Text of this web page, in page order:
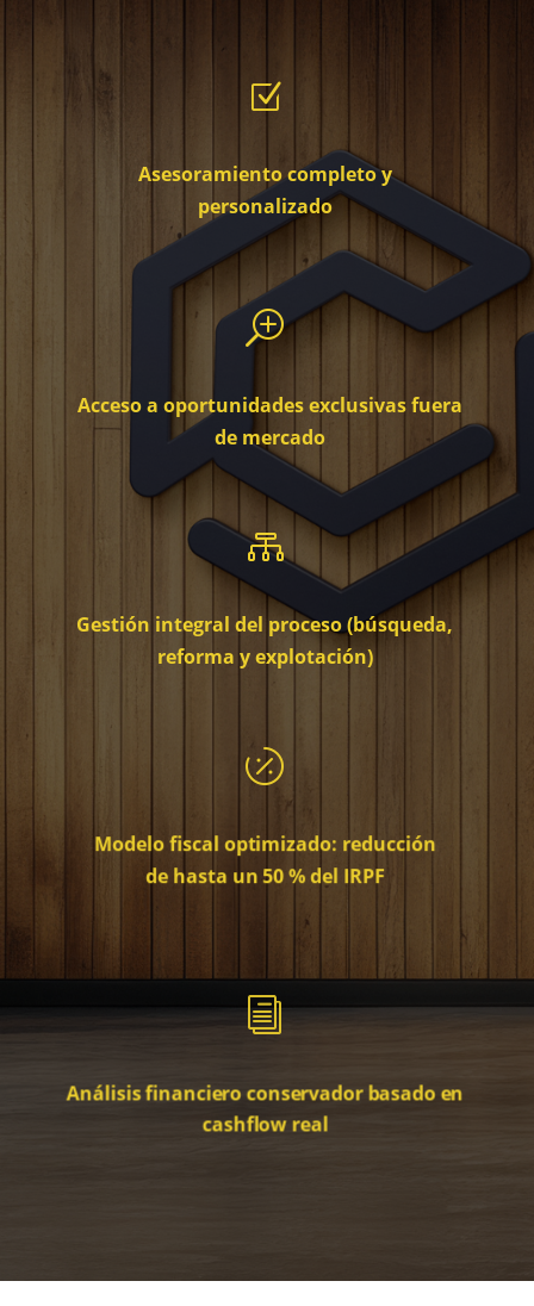
Z
Asesoramiento completo y
personalizado
T
Acceso a oportunidades exclusivas fuera
de mercado

Gestión integral del proceso (búsqueda,
reforma y explotación)

Modelo fiscal optimizado: reducción
de hasta un 50 % del IRPF
i
Análisis financiero conservador basado en
cashflow real